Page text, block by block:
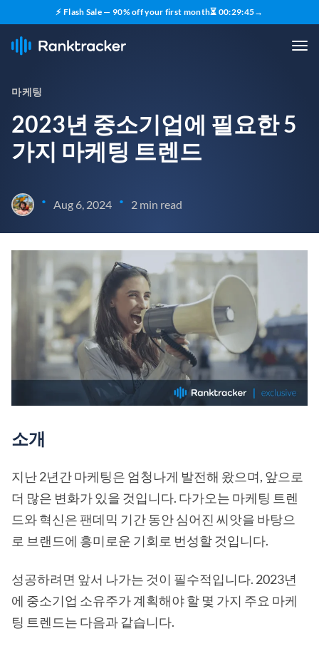
⚡ Flash Sale — 90% off your first month⏳ 00:29:44→
마케팅
2023년 중소기업에 필요한 5
가지 마케팅 트렌드
• Aug 6, 2024 • 2 min read
소개
지난 2년간 마케팅은 엄청나게 발전해 왔으며, 앞으로
더 많은 변화가 있을 것입니다. 다가오는 마케팅 트렌
드와 혁신은 팬데믹 기간 동안 심어진 씨앗을 바탕으
로 브랜드에 흥미로운 기회로 번성할 것입니다.
성공하려면 앞서 나가는 것이 필수적입니다. 2023년
에 중소기업 소유주가 계획해야 할 몇 가지 주요 마케
팅 트렌드는 다음과 같습니다.